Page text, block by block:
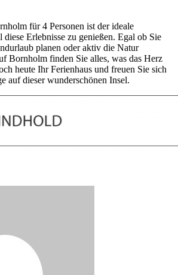
für 4 Personen ist der ideale
Erlebnisse zu genießen. Egal ob Sie
planen oder aktiv die Natur
Bornholm finden Sie alles, was das Herz
heute Ihr Ferienhaus und freuen Sie sich
auf dieser wunderschönen Insel.